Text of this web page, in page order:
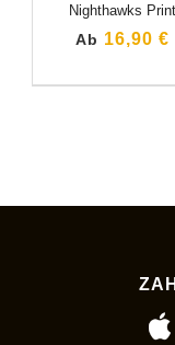
Nighthawks Print
Ab 16,90 €